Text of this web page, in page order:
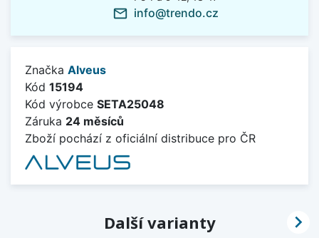
mail_outline info@trendo.cz
Značka Alveus
Kód 15194
Kód výrobce SETA25048
Záruka 24 měsíců
Zboží pochází z oficiální distribuce pro ČR
Další varianty 